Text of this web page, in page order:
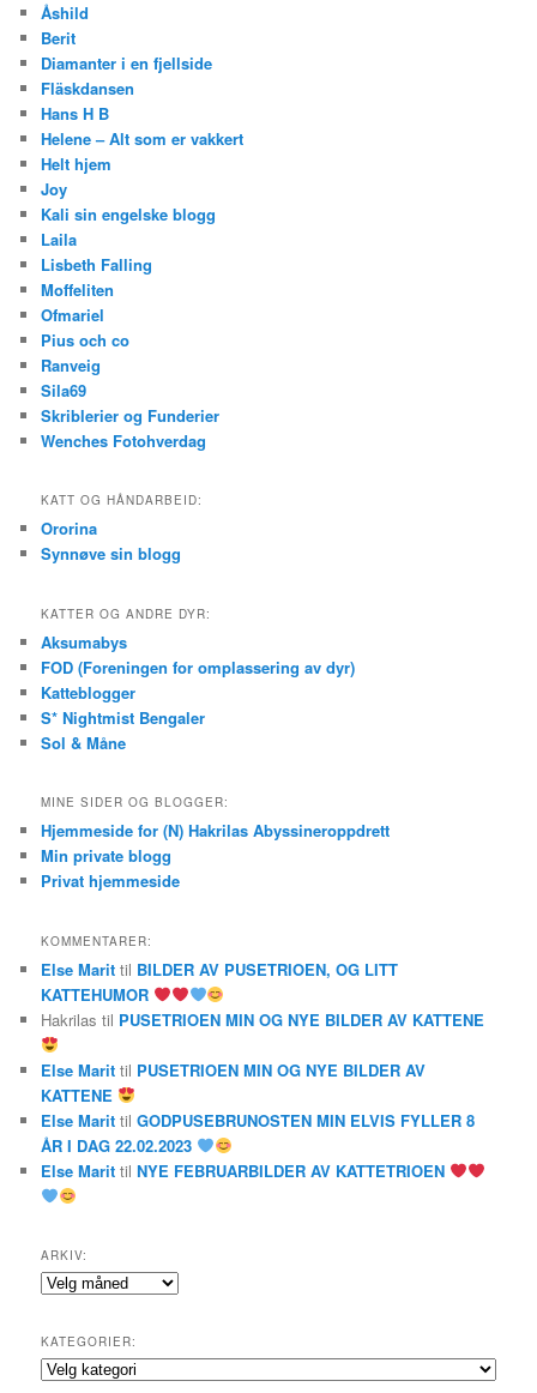
Åshild
Berit
Diamanter i en fjellside
Fläskdansen
Hans H B
Helene – Alt som er vakkert
Helt hjem
Joy
Kali sin engelske blogg
Laila
Lisbeth Falling
Moffeliten
Ofmariel
Pius och co
Ranveig
Sila69
Skriblerier og Funderier
Wenches Fotohverdag
KATT OG HÅNDARBEID:
Ororina
Synnøve sin blogg
KATTER OG ANDRE DYR:
Aksumabys
FOD (Foreningen for omplassering av dyr)
Katteblogger
S* Nightmist Bengaler
Sol & Måne
MINE SIDER OG BLOGGER:
Hjemmeside for (N) Hakrilas Abyssineroppdrett
Min private blogg
Privat hjemmeside
KOMMENTARER:
Else Marit til BILDER AV PUSETRIOEN, OG LITT
KATTEHUMOR
Hakrilas til PUSETRIOEN MIN OG NYE BILDER AV KATTENE
Else Marit til PUSETRIOEN MIN OG NYE BILDER AV
KATTENE
Else Marit tilGODPUSEBRUNOSTEN MIN ELVIS FYLLER 8
ÅR I DAG 22.02.2023
Else Marit tilNYE FEBRUARBILDER AV KATTETRIOEN
ARKIV:
Arkiv:
KATEGORIER:
Kategorier: